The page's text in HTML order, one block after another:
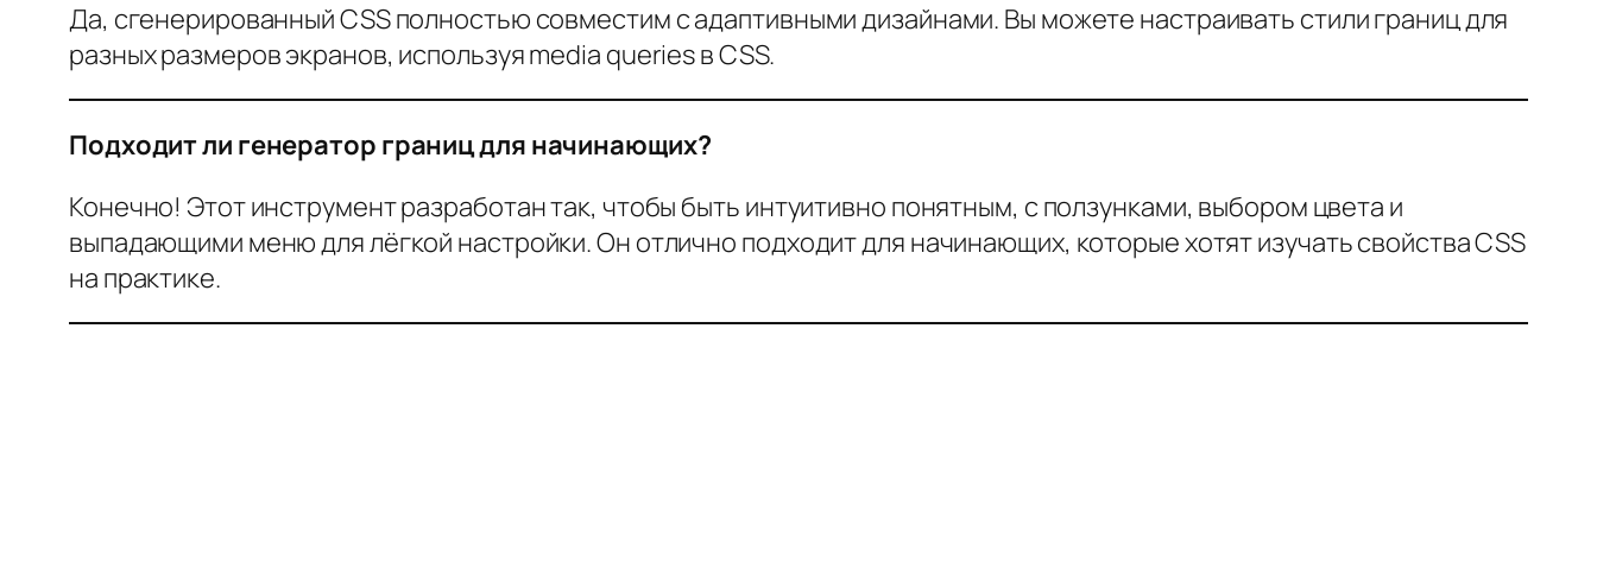
Да, сгенерированный CSS полностью совместим с адаптивными дизайнами. Вы можете настраивать стили границ для
разных размеров экранов, используя media queries в CSS.
Подходит ли генератор границ для начинающих?
Конечно! Этот инструмент разработан так, чтобы быть интуитивно понятным, с ползунками, выбором цвета и
выпадающими меню для лёгкой настройки. Он отлично подходит для начинающих, которые хотят изучать свойства CSS
на практике.